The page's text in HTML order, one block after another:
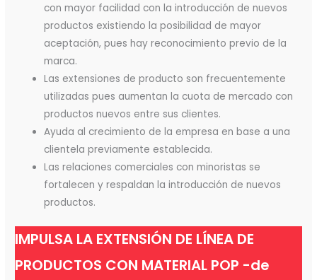
con mayor facilidad con la introducción de nuevos
productos existiendo la posibilidad de mayor
aceptación, pues hay reconocimiento previo de la
marca.
Las extensiones de producto son frecuentemente
utilizadas pues aumentan la cuota de mercado con
productos nuevos entre sus clientes.
Ayuda al crecimiento de la empresa en base a una
clientela previamente establecida.
Las relaciones comerciales con minoristas se
fortalecen y respaldan la introducción de nuevos
productos.
IMPULSA LA EXTENSIÓN DE LÍNEA DE
PRODUCTOS CON MATERIAL POP -de